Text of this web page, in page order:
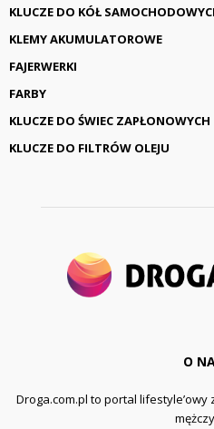
KLUCZE DO KÓŁ
KLEMY AKUMULATOROWE
FAJERWERKI
FARBY
KLUCZE DO ŚWIEC ZAPŁONOWYCH
KLUCZE DO FILTRÓW OLEJU
O
Droga.com.pl to portal